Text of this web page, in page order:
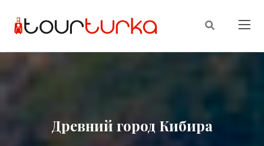
Древний город Кибира